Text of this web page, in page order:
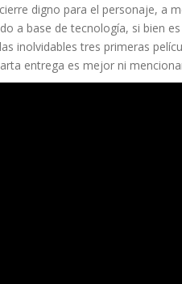
digno para el personaje, a
a base de tecnología, si bien
inolvidables tres primeras
entrega es mejor ni